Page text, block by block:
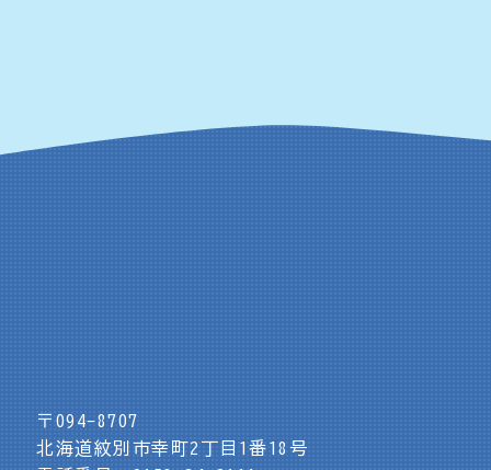
〒094-8707
北海道紋別市幸町2丁目1番18号